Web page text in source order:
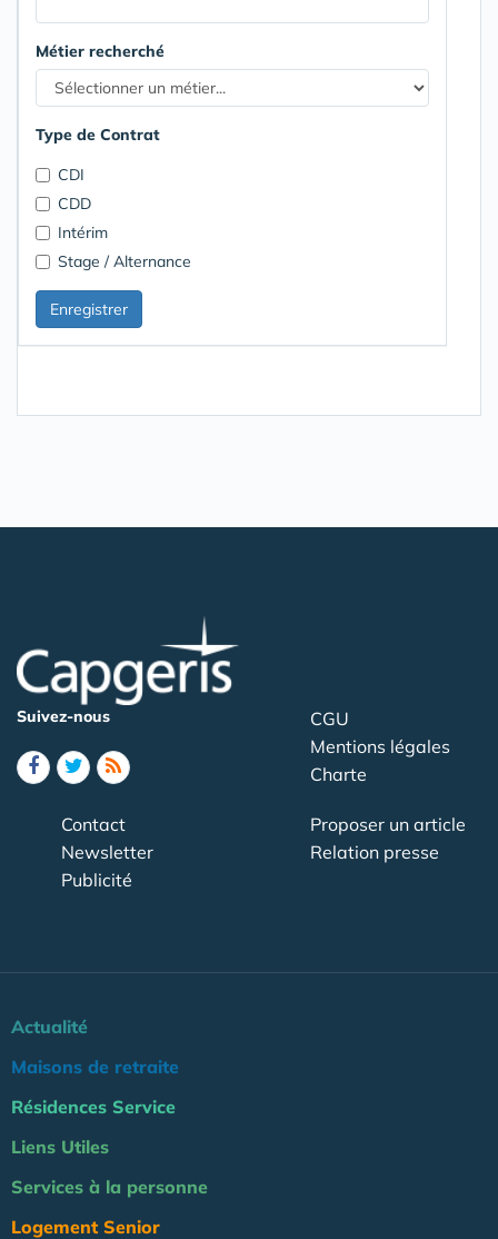
Métier recherché
Type de Contrat
CDI
CDD
Intérim
Stage / Alternance
Suivez-nous
CGU
Mentions légales
Charte
Contact
Newsletter
Publicité
Proposer un article
Relation presse
Actualité
Maisons de retraite
Résidences Service
Liens Utiles
Services à la personne
Logement Senior